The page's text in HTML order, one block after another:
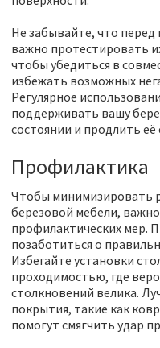
Не забывайте, что
важно протестировать
чтобы убедиться в
избежать возможных
Регулярное
поддерживать вашу
состоянии и продлить её
Профилактика
Чтобы минимизировать
березовой мебели,
профилактических мер.
позаботиться о
Избегайте установки
проходимостью, где
столкновений велика.
покрытия, такие как
помогут смягчить удар